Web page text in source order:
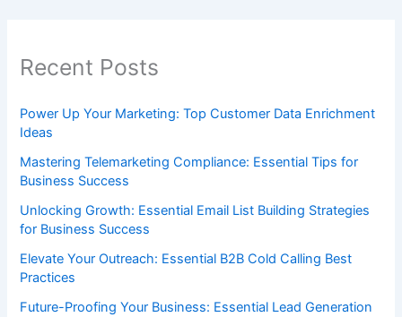
Recent Posts
Power Up Your Marketing: Top Customer Data Enrichment
Ideas
Mastering Telemarketing Compliance: Essential Tips for
Business Success
Unlocking Growth: Essential Email List Building Strategies
for Business Success
Elevate Your Outreach: Essential B2B Cold Calling Best
Practices
Future-Proofing Your Business: Essential Lead Generation